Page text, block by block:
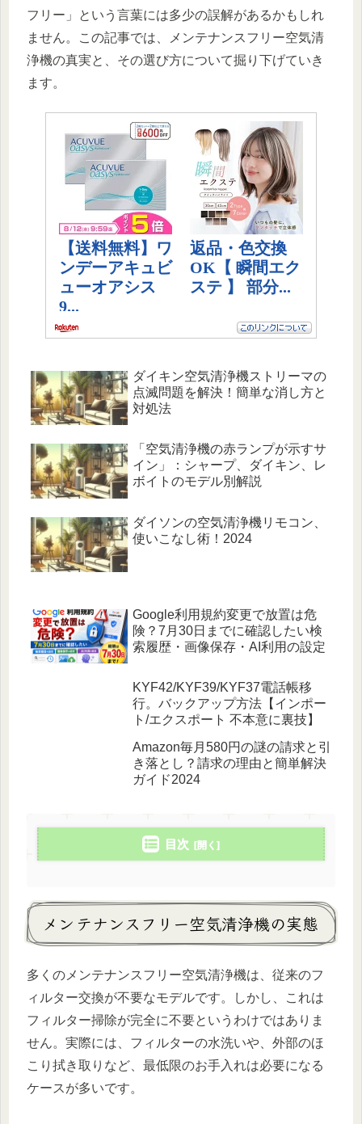
フリー」という言葉には多少の誤解があるかもしれ
ません。この記事では、メンテナンスフリー空気清
浄機の真実と、その選び方について掘り下げていき
ます。
ダイキン空気清浄機ストリーマの
点滅問題を解決！簡単な消し方と
対処法
「空気清浄機の赤ランプが示すサ
イン」：シャープ、ダイキン、レ
ボイトのモデル別解説
ダイソンの空気清浄機リモコン、
使いこなし術！2024
Google利用規約変更で放置は危
険？7月30日までに確認したい検
索履歴・画像保存・AI利用の設定
KYF42/KYF39/KYF37電話帳移
行。バックアップ方法【インポー
ト/エクスポート 不本意に裏技】
Amazon毎月580円の謎の請求と引
き落とし？請求の理由と簡単解決
ガイド2024
目次
メンテナンスフリー空気清浄機の実態
多くのメンテナンスフリー空気清浄機は、従来のフ
ィルター交換が不要なモデルです。しかし、これは
フィルター掃除が完全に不要というわけではありま
せん。実際には、フィルターの水洗いや、外部のほ
こり拭き取りなど、最低限のお手入れは必要になる
ケースが多いです。